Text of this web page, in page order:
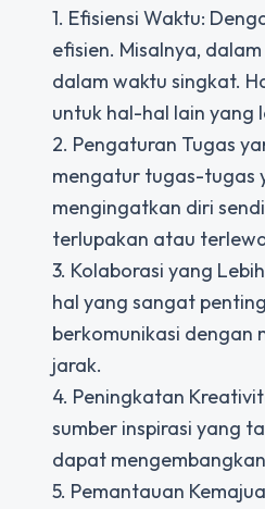
1. Efisiensi Waktu:
efisien. Misalnya,
dalam waktu singkat.
untuk hal-hal lain yang
2. Pengaturan Tugas
mengatur tugas-tugas
mengingatkan diri
terlupakan atau
3. Kolaborasi yang
hal yang sangat
berkomunikasi dengan
jarak.
4. Peningkatan
sumber inspirasi yang
dapat
5. Pemantauan